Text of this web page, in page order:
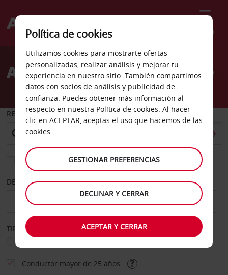
Menú
Welcome
AvisAlquiler de coches Carlisle
RECOGER EN
Elegir otra oficina de devolución
DESDE HASTA
TIPO DE ALQUILER
Conductor mayor de 25 años
Política de cookies
Utilizamos cookies para mostrarte ofertas
personalizadas, realizar análisis y mejorar tu
experiencia en nuestro sitio. También compartimos
datos con socios de análisis y publicidad de
confianza. Puedes obtener más información al
respecto en nuestra Política de cookies. Al hacer
clic en ACEPTAR, aceptas el uso que hacemos de las
cookies.
GESTIONAR PREFERENCIAS
DECLINAR Y CERRAR
ACEPTAR Y CERRAR